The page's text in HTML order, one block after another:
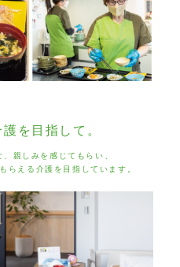
を目指して。
親しみを感じてもらい、
らえる介護を目指しています。